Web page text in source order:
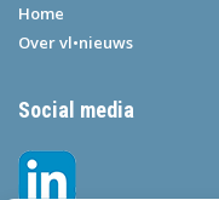
Home
Over vl•nieuws
Social media